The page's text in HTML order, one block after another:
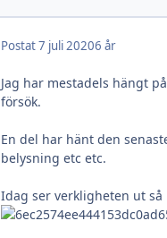
Postat7 juli 20206 år
Jag har mestadels hängt
försök.
En del har hänt den
belysning etc etc.
Idag ser verkligheten ut så